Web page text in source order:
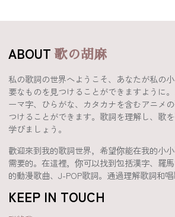
ABOUT歌の胡麻
私の歌詞の世界へようこそ、あなたが私の
要なものを見つけることができますように
ーマ字、ひらがな、カタカナを含むアニメ
つけることができます。歌詞を理解し、歌
学びましょう。
歡迎來到我的歌詞世界，希望你能在我的小
需要的。在這裡，你可以找到包括漢字、羅
的動漫歌曲、J-POP歌詞。通過理解歌詞和唱
KEEP IN TOUCH